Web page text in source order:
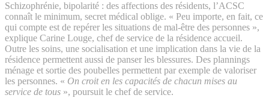
Schizophrénie, bipolarité : des affections des résidents, l’ACSC
connaît le minimum, secret médical oblige. « Peu importe, en fait, ce
qui compte est de repérer les situations de mal-être des personnes »,
explique Carine Louge, chef de service de la résidence accueil.
Outre les soins, une socialisation et une implication dans la vie de la
résidence permettent aussi de panser les blessures. Des plannings
ménage et sortie des poubelles permettent par exemple de valoriser
les personnes. « On croit en les capacités de chacun mises au
service de tous », poursuit le chef de service.